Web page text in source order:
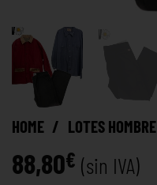
HOME / LOTES HOMBRE
88,80€ (sin IVA)